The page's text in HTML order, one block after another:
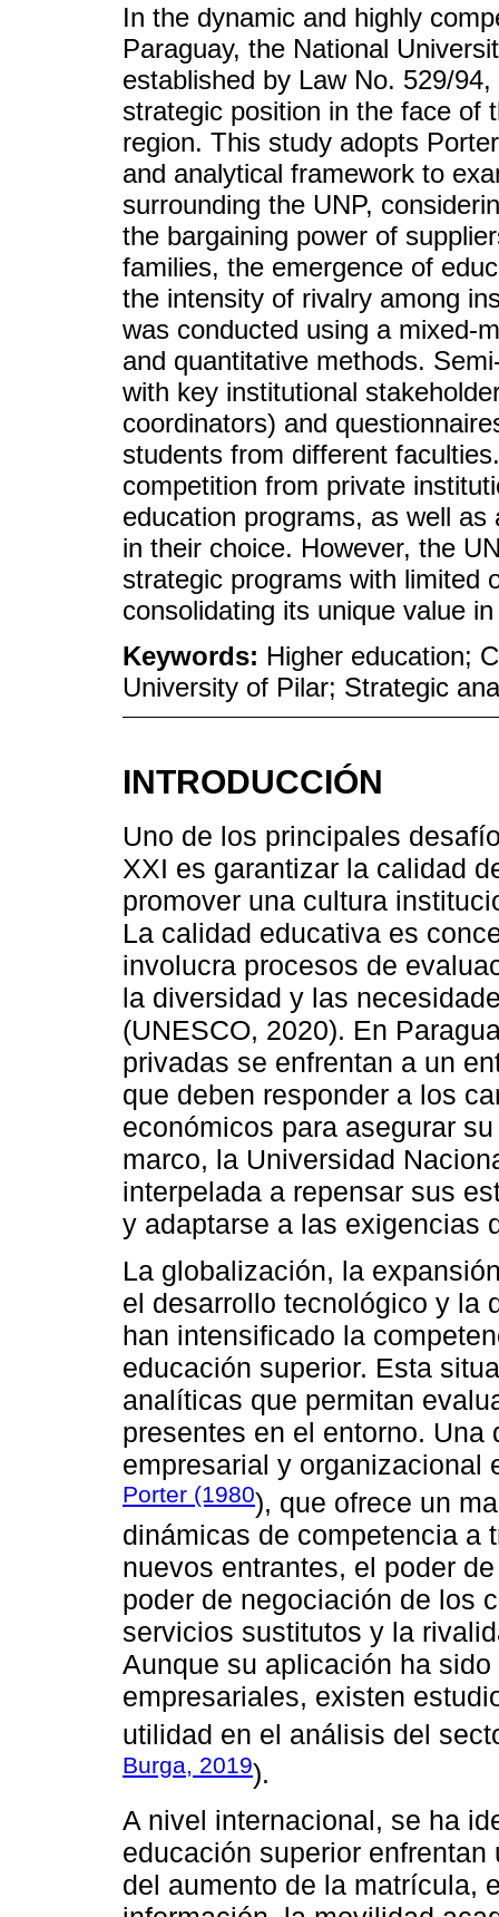
In the dynamic and highly
Paraguay, the National
established by Law No. 529/
strategic position in the face of
region. This study adopts
and analytical framework to
surrounding the UNP,
the bargaining power of
families, the emergence of
the intensity of rivalry among
was conducted using a mixed-
and quantitative methods.
with key institutional
coordinators) and
students from different
competition from private
education programs, as well
in their choice. However, the
strategic programs with limited
consolidating its unique value
Keywords: Higher education;
University of Pilar; Strategic
INTRODUCCIÓN
Uno de los principales
XXI es garantizar la calidad
promover una cultura
La calidad educativa es
involucra procesos de
la diversidad y las
(UNESCO, 2020). En
privadas se enfrentan a un
que deben responder a los
económicos para asegurar
marco, la Universidad
interpelada a repensar sus
y adaptarse a las exigencias
La globalización, la
el desarrollo tecnológico y la
han intensificado la
educación superior. Esta
analíticas que permitan
presentes en el entorno.
empresarial y organizacional
Porter (1980), que ofrece un
dinámicas de competencia a
nuevos entrantes, el poder
poder de negociación de los
servicios sustitutos y la
Aunque su aplicación ha
empresariales, existen
utilidad en el análisis del
Burga, 2019).
A nivel internacional, se ha
educación superior
del aumento de la matrícula,